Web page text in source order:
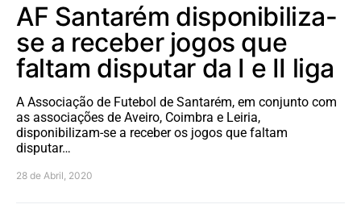
AF Santarém disponibiliza-
se a receber jogos que
faltam disputar da I e II liga
A Associação de Futebol de Santarém, em conjunto com
as associações de Aveiro, Coimbra e Leiria,
disponibilizam-se a receber os jogos que faltam
disputar…
28 de Abril, 2020